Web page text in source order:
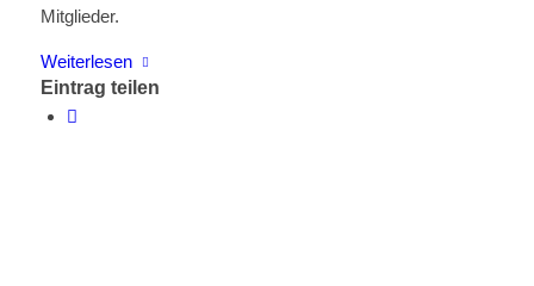
Mitglieder.
Weiterlesen
Eintrag teilen